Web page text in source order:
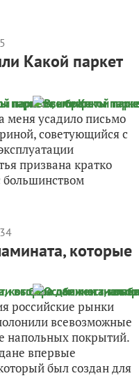
Какой паркет
меня усадило письмо
советующийся с
призвана кратко
большинством
которые
российские рынки
всевозможные
напольных покрытий.
впервые
был создан для